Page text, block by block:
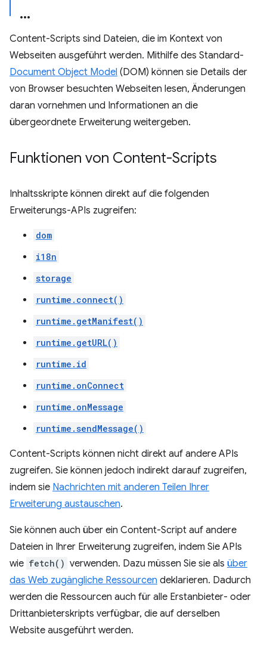
Content-Scripts sind Dateien, die im Kontext von
Webseiten ausgeführt werden. Mithilfe des Standard-
Document Object Model (DOM) können sie Details der
von Browser besuchten Webseiten lesen, Änderungen
daran vornehmen und Informationen an die
übergeordnete Erweiterung weitergeben.
Funktionen von Content-Scripts
Inhaltsskripte können direkt auf die folgenden
Erweiterungs-APIs zugreifen:
dom
i18n
storage
runtime.connect()
runtime.getManifest()
runtime.getURL()
runtime.id
runtime.onConnect
runtime.onMessage
runtime.sendMessage()
Content-Scripts können nicht direkt auf andere APIs
zugreifen. Sie können jedoch indirekt darauf zugreifen,
indem sie Nachrichten mit anderen Teilen Ihrer
Erweiterung austauschen.
Sie können auch über ein Content-Script auf andere
Dateien in Ihrer Erweiterung zugreifen, indem Sie APIs
wie fetch() verwenden. Dazu müssen Sie sie als über
das Web zugängliche Ressourcen deklarieren. Dadurch
werden die Ressourcen auch für alle Erstanbieter- oder
Drittanbieterskripts verfügbar, die auf derselben
Website ausgeführt werden.